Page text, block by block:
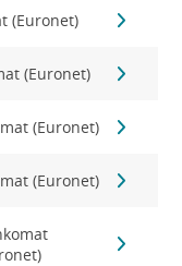
(Euronet)
(Euronet)
(Euronet)
(Euronet)